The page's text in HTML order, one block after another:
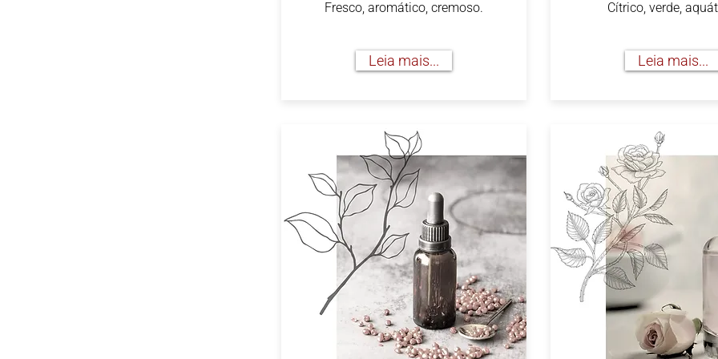
Fresco, aromático, cremoso.
Leia mais...
Cítrico, verde,
Leia mais...